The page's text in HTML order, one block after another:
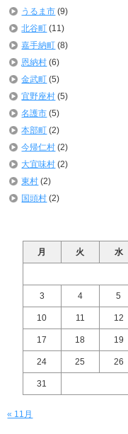
うるま市 (9)
北谷町 (11)
嘉手納町 (8)
恩納村 (6)
金武町 (5)
宜野座村 (5)
名護市 (5)
本部町 (2)
今帰仁村 (2)
大宜味村 (2)
東村 (2)
国頭村 (2)
月
火 水
3 4 5
10 11 12
17 18 19
24 25 26
31
« 11月